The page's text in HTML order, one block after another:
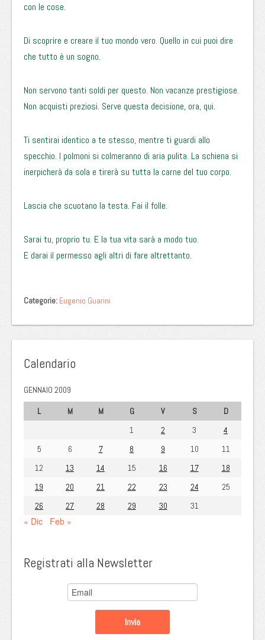
con le cose.
Di scoprire e creare il tuo mondo vero. Quello in cui puoi dire
che tutto è un sogno.
Non servono tanti soldi per questo. Non vacanze prestigiose.
Non acquisti preziosi. Serve questa decisione, ora, qui.
Ti sentirai identico a te stesso, mentre ti guardi allo
specchio. I polmoni si colmeranno di aria pulita. La schiena si
inerpicherà da sola e tirerà su tutta la carne del tuo corpo.
Lascia che scuotano la testa. Fai il folle.
Sarai tu, proprio tu. E la tua vita sarà a modo tuo.
E darai il permesso agli altri di fare altrettanto.
Categorie: Eugenio Guarini
Calendario
GENNAIO 2009
L
M M G V S
D
1
2 3
4
5
6 7 8 9 10
11
12
13 14 15 16 17
18
19
20 21 22 23 24
25
26
27 28 29 30 31
« Dic Feb »
Registrati alla Newsletter